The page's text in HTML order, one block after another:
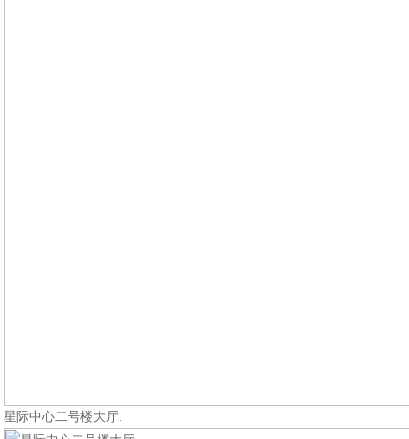
星际中心二号楼大厅.